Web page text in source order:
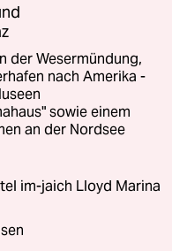
der Wesermündung,
nach Amerika -
sowie einem
an der Nordsee
im-jaich Lloyd Marina